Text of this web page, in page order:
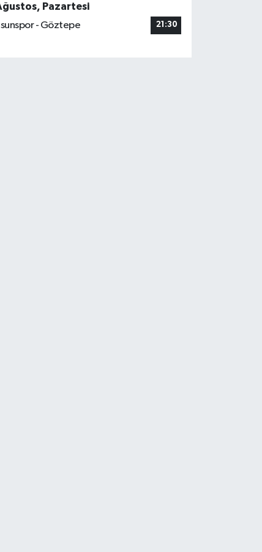
Pazartesi
- Göztepe
21:30